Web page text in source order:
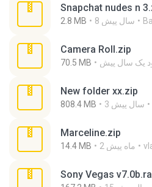
Snapchat nudes n
2.8 MB 8 سال پیش
Camera Roll.zip
70.5 MB یک سال پیش
New folder xx.zip
808.4 MB 3 سال پیش
Marceline.zip
14.4 MB 2 ماه پیش
Sony Vegas